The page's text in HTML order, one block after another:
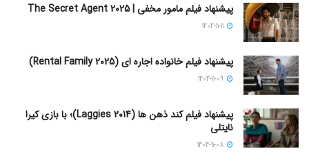
پیشنهاد فیلم مامور مخفی | The Secret Agent 2025
پیشنهاد فیلم خانواده اجاره‌ ای (Rental Family 2025)
پیشنهاد فیلم کند ذهن ها (Laggies 2014)؛ با بازی کیرا
نایتلی